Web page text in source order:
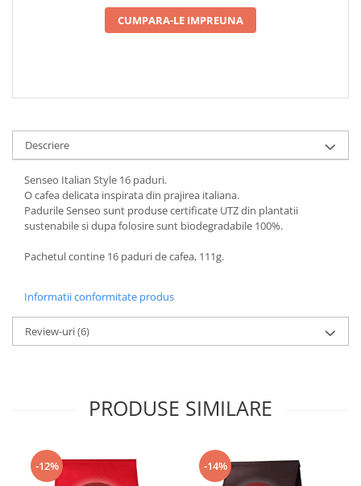
CUMPARA-LE IMPREUNA
Descriere
Senseo Italian Style 16 paduri.
O cafea delicata inspirata din prajirea italiana.
Padurile Senseo sunt produse certificate UTZ din plantatii
sustenabile si dupa folosire sunt biodegradabile 100%.
Pachetul contine 16 paduri de cafea, 111g.
Informatii conformitate produs
Review-uri(6)
PRODUSE SIMILARE
-12% -14%